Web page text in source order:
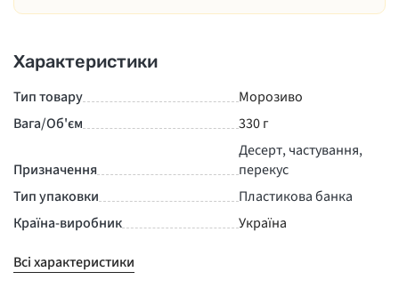
Характеристики
Тип товару
Морозиво
Вага/Об'єм
330 г
Призначення
Десерт, частування,
перекус
Тип упаковки
Пластикова банка
Країна-виробник
Україна
Всі характеристики